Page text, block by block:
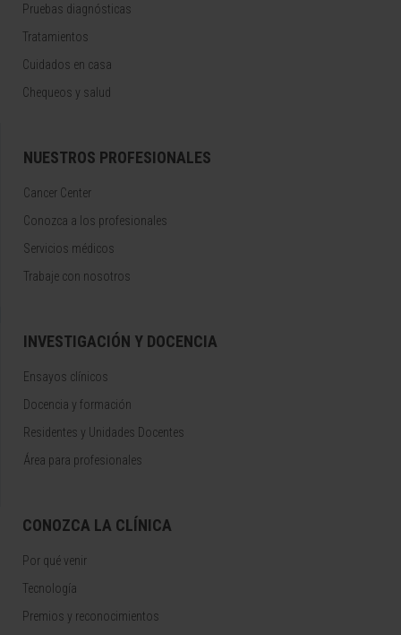
Pruebas diagnósticas
Tratamientos
Cuidados en casa
Chequeos y salud
NUESTROS PROFESIONALES
Cancer Center
Conozca a los profesionales
Servicios médicos
Trabaje con nosotros
INVESTIGACIÓN Y DOCENCIA
Ensayos clínicos
Docencia y formación
Residentes y Unidades Docentes
Área para profesionales
CONOZCA LA CLÍNICA
Por qué venir
Tecnología
Premios y reconocimientos